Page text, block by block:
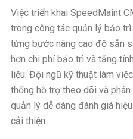
Việc triển khai SpeedMaint
trong công tác quản lý bảo
từng bước nâng cao độ sẵn
hơn chi phí bảo trì và tăng
liệu. Đội ngũ kỹ thuật làm
thống hỗ trợ theo dõi và
quản lý dễ dàng đánh giá
cải thiện.